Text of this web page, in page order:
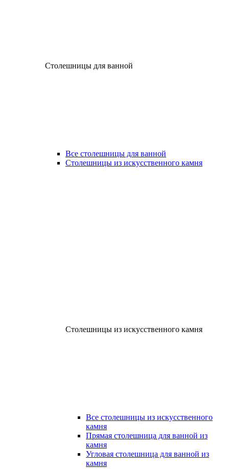
Столешницы для ванной
Все столешницы для ванной
Столешницы из искусственного камня
Столешницы из искусственного камня
Все столешницы из искусственного
камня
Прямая столешница для ванной из
камня
Угловая столешница для ванной из
камня